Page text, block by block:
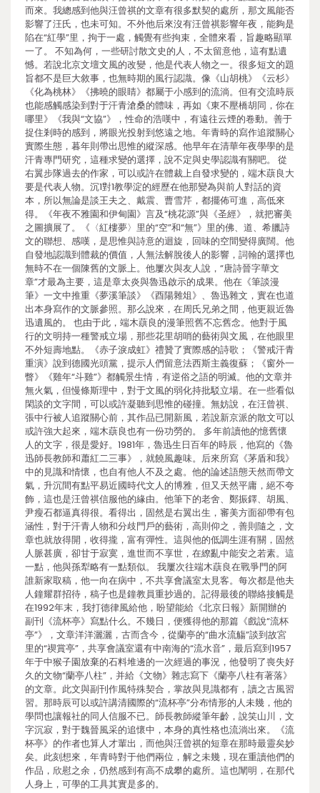
而來。我總感到他與汪曾祺的文章有很多默契的處所，那文風能否
影響了汪氏，也未可知。不外他后來沒有汪曾祺影響年夜，能夠是
陷在“紅學”里，拘于一處，觸覺有些拘束，全體來看，旨趣略顯單
一了。 不知為何，一些研討散文史的人，不太留意他，這有點遺
憾。若說北京文壇文風的改變，他是代表人物之一。很多短文的題
旨都不是巨大敘事，也無時期的風行認識。像《山胡桃》《云杉》
《化為桃林》《拂曉的眼睛》都屬于小感到的流淌。但有交流時辰
也能感觸感染到對于汗青滄桑的體味，再如《東不壓橋胡同，你在
哪里》《我與“文協”》，性命的浩嘆中，有遠往云煙的卷動。善于
捉住剎時的感到，將眼光投射到悠遠之地。年青時的寫作追蹤關心
實際生態，暮年則帶出思惟的縱深感。他早年在清華年夜學學的是
汗青專門研究，這種求變的選擇，說不定與史學認識有關吧。 從
右翼步隊過去的作家，可以或許在體裁上自發求變的，端木蕻良大
要是代表人物。沉1對1教學淀的經歷在他那變為與前人對話的資
本，所以無論是談王夫之、戴震、曹雪芹，都擺佈可進，高低來
得。《年夜不雅園和伊甸園》言及“桃花源”與《圣經》，就把審美
之圖擴展了。《〈紅樓夢〉里的“空”和“無”》里的佛、道、希臘詩
文的聯想、感嘆，是思惟與詩意的迴旋，回味的空間變得廣闊。他
自發地認識到體裁的價值，人無法解脫後人的影響，詞翰的選擇也
無時不在一個陳舊的文脈上。他屢次與友人說，“唐詩晉字華文
章”才最為主要，這是章太炎與魯迅啟示的成果。他在《筆談漫
筆》一文中推重《夢溪筆談》《酉陽雜俎》、魯迅雜文，實在也道
出本身寫作的文脈參照。那么說來，在周氏兄弟之間，他更親近魯
迅遺風的。 也由于此，端木蕻良的漫筆照舊不忘舊念。他對于風
行的文明持一種警戒立場，那些花里胡哨的藝術與文風，在他眼里
不外短壽地點。《赤子淚成虹》禮贊了實際感的詩歌；《警戒汗青
重演》說到德國光頭黨，提示人們留意法西斯主義復蘇；《窗外一
瞥》《雞年“斗雞”》都觸景生情，有逆俗之語的明滅。他的文章并
無火氣，但慢條斯理中，對于文風的弱化持批駁立場。在一些看似
閑談的文字間，可以或許凝聽到思惟的碰撞。無妨說，在汪曾祺、
張中行被人追蹤關心前，其作品已開新風，若說新京派的散文可以
或許強大起來，端木蕻良也有一份功勞的。 多年前讀他的憶舊懷
人的文字，很是愛好。1981年，魯迅生日百年的時辰，他寫的《魯
迅師長教師和蕭紅二三事》，就饒風趣味。后來所寫《茅盾和我》
中的見識和情懷，也自有他人不及之處。他的論述語態天然而帶文
氣，升沉間有點平易近國時代文人的博雅，但又天然平庸，絕不夸
飾，這也是汪曾祺信服他的緣由。他筆下的老舍、鄭振鐸、胡風、
尹瘦石都逼真得很。看得出，固然是右翼出生，審美方面卻帶有包
涵性，對于汗青人物和分歧門戶的藝術，高則仰之，善則隨之，文
章也就放得開，收得攏，富有彈性。這與他的低調生涯有關，固然
人脈甚廣，卻甘于寂寞，進世而不享世，在繚亂中能安之若素。這
一點，他與孫犁略有一點類似。 我屢次往端木蕻良在戰爭門的阿
誰新家取稿，他一向在病中，不共享會議室太見客。每次都是他夫
人鐘耀群招待，稿子也是鐘教員重抄過的。記得最後的聯絡接觸是
在1992年末，我打德律風給他，盼望能給《北京日報》新開辦的
副刊《流杯亭》寫點什么。不幾日，便獲得他的那篇《戲說“流杯
亭”》，文章洋洋灑灑，古而含今，從蘭亭的“曲水流觴”談到故宮
里的“禊賞亭”，共享會議室還有中南海的“流水音”，最后寫到1957
年于中猴子園放棄的石料堆邊的一次經過的事況，他發明了喪失好
久的文物“蘭亭八柱”，并給《文物》雜志寫下《蘭亭八柱有著落》
的文章。此文與副刊作風特殊契合，掌故與見識都有，讀之古風習
習。那時辰可以或許講清國際的“流杯亭”分布情形的人未幾，他的
學問也讓報社的同人信服不已。師長教師縱筆年齡，說笑山川，文
字沉寂，對于魏晉風采的追懷中，本身的真性格也流淌出來。《流
杯亭》的作者也算人才輩出，而他與汪曾祺的短章在那時最靈矣妙
矣。此刻想來，年青時對于他們兩位，解之未幾，現在重讀他們的
作品，欣慰之余，仍然感到有高不成攀的處所。這也闡明，在那代
人身上，可學的工具其實是多的。